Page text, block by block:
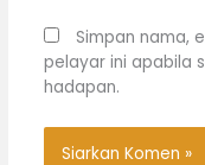
Simpan nama,
pelayar ini apabila
hadapan.